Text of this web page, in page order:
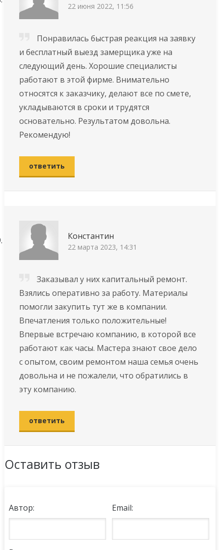
22 июня 2022, 11:56
Понравилась быстрая реакция на заявку
и бесплатный выезд замерщика уже на
следующий день. Хорошие специалисты
работают в этой фирме. Внимательно
относятся к заказчику, делают все по смете,
укладываются в сроки и трудятся
основательно. Результатом довольна.
Рекомендую!
ответить
Константин
22 марта 2023, 14:31
Заказывал у них капитальный ремонт.
Взялись оперативно за работу. Материалы
помогли закупить тут же в компании.
Впечатления только положительные!
Впервые встречаю компанию, в которой все
работают как часы. Мастера знают свое дело
с опытом, своим ремонтом наша семья очень
довольна и не пожалели, что обратились в
эту компанию.
ответить
Оставить отзыв
Автор: Email: